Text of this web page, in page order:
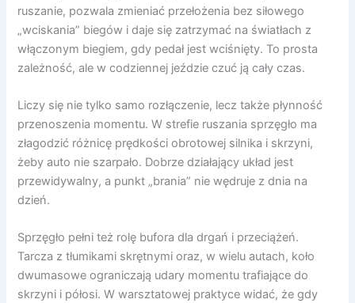
ruszanie, pozwala zmieniać przełożenia bez siłowego
„wciskania” biegów i daje się zatrzymać na światłach z
włączonym biegiem, gdy pedał jest wciśnięty. To prosta
zależność, ale w codziennej jeździe czuć ją cały czas.
Liczy się nie tylko samo rozłączenie, lecz także płynność
przenoszenia momentu. W strefie ruszania sprzęgło ma
złagodzić różnicę prędkości obrotowej silnika i skrzyni,
żeby auto nie szarpało. Dobrze działający układ jest
przewidywalny, a punkt „brania” nie wędruje z dnia na
dzień.
Sprzęgło pełni też rolę bufora dla drgań i przeciążeń.
Tarcza z tłumikami skrętnymi oraz, w wielu autach, koło
dwumasowe ograniczają udary momentu trafiające do
skrzyni i półosi. W warsztatowej praktyce widać, że gdy